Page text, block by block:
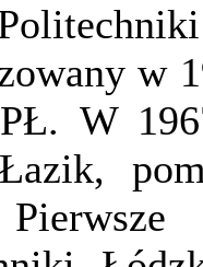
w
W